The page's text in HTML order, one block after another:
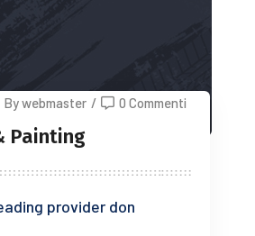
By webmaster / 0 Commenti
Painting
provider don